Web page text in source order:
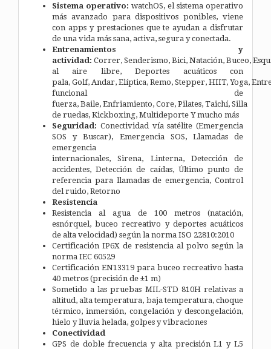
Sistema operativo: watchOS, el sistema operativo
más avanzado para dispositivos ponibles, viene
con apps y prestaciones que te ayudan a disfrutar
de una vida más sana, activa, segura y conectada.
Entrenamientos y
actividad: Correr, Senderismo, Bici, Natación, Buceo,
al aire libre,Deportes acuáticos con
pala, Golf, Andar, Elíptica, Remo, Stepper, HIIT, Yoga,
funcional de
fuerza, Baile, Enfriamiento, Core, Pilates, Taichí, Silla
de ruedas, Kickboxing, Multideporte Y mucho más
Seguridad: Conectividad vía satélite (Emergencia
SOS y Buscar), Emergencia SOS, Llamadas de
emergencia
internacionales,Sirena, Linterna, Detección de
accidentes,Detección de caídas, Último punto de
referencia para llamadas de emergencia, Control
del ruido, Retorno
Resistencia
Resistencia al agua de 100 metros (natación,
esnórquel, buceo recreativo y deportes acuáticos
de alta velocidad) según la norma ISO 22810:2010
Certificación IP6X de resistencia al polvo según la
norma IEC 60529
Certificación EN13319 para buceo recreativo hasta
40 metros (precisión de ±1 m)
Sometido a las pruebas MIL-STD 810H relativas a
altitud, alta temperatura, baja temperatura, choque
térmico, inmersión, congelación y descongelación,
hielo y lluvia helada, golpes y vibraciones
Conectividad
GPS de doble frecuencia y alta precisión L1 y L5